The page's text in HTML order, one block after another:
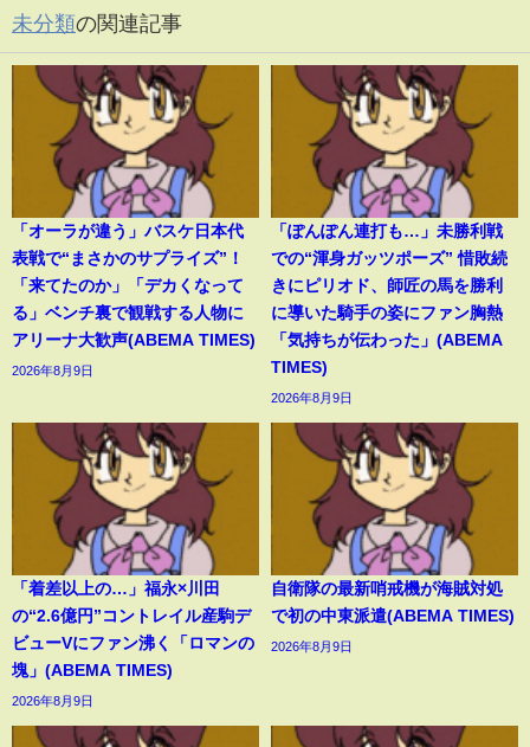
未分類の関連記事
「オーラが違う」バスケ日本代
表戦で“まさかのサプライズ”！
「来てたのか」「デカくなって
る」ベンチ裏で観戦する人物に
アリーナ大歓声(ABEMA TIMES)
2026年8月9日
「ぽんぽん連打も…」未勝利戦
での“渾身ガッツポーズ” 惜敗続
きにピリオド、師匠の馬を勝利
に導いた騎手の姿にファン胸熱
「気持ちが伝わった」(ABEMA
TIMES)
2026年8月9日
「着差以上の…」福永×川田
の“2.6億円”コントレイル産駒デ
ビューVにファン沸く「ロマンの
塊」(ABEMA TIMES)
2026年8月9日
自衛隊の最新哨戒機が海賊対処
で初の中東派遣(ABEMA TIMES)
2026年8月9日